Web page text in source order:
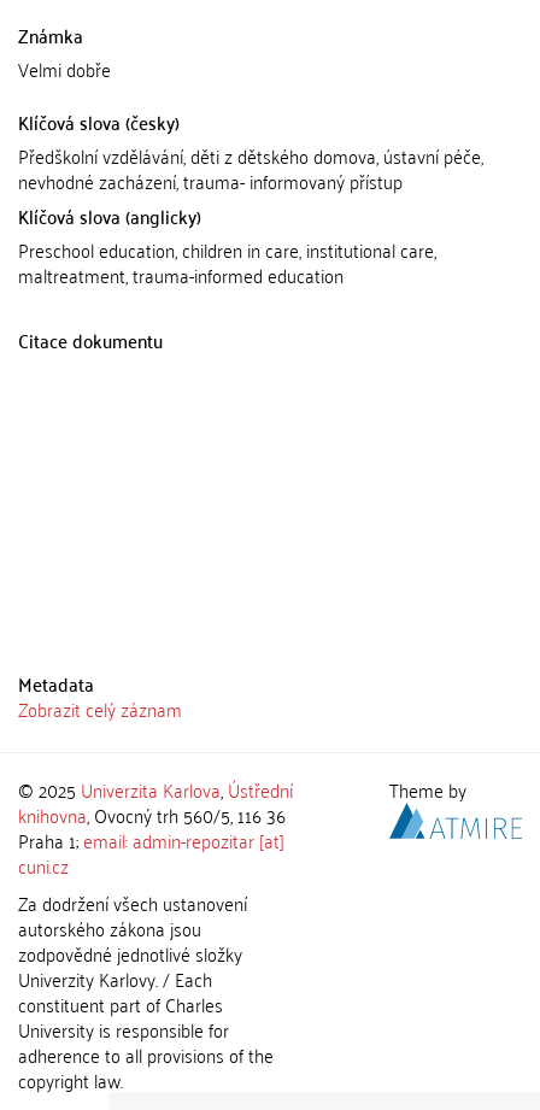
Známka
Velmi dobře
Klíčová slova (česky)
Předškolní vzdělávání, děti z dětského domova, ústavní péče,
nevhodné zacházení, trauma- informovaný přístup
Klíčová slova (anglicky)
Preschool education, children in care, institutional care,
maltreatment, trauma-informed education
Citace dokumentu
Metadata
Zobrazit celý záznam
© 2025 Univerzita Karlova,Ústřední
knihovna, Ovocný trh 560/5, 116 36
Praha 1;email: admin-repozitar [at]
cuni.cz
Za dodržení všech ustanovení
autorského zákona jsou
zodpovědné jednotlivé složky
Univerzity Karlovy. / Each
constituent part of Charles
University is responsible for
adherence to all provisions of the
copyright law.
Theme by